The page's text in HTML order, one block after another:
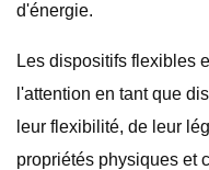
d'énergie.
Les dispositifs flexibles
l'attention en tant que
leur flexibilité, de leur
propriétés physiques et